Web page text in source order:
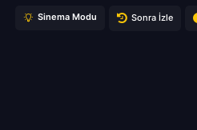
Sinema Modu Sonra İzle